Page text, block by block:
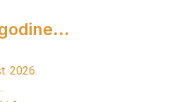
2026.